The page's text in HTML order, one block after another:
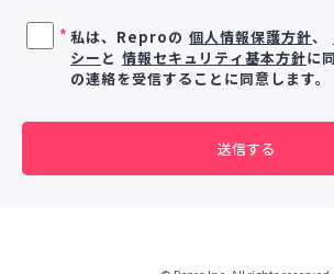
私は、Reproの 個人情報保護方針、
シー と 情報セキュリティ基本方針に
の連絡を受信することに同意します。
*